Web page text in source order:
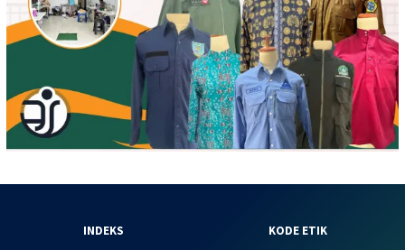
INDEKS
KODE ETIK